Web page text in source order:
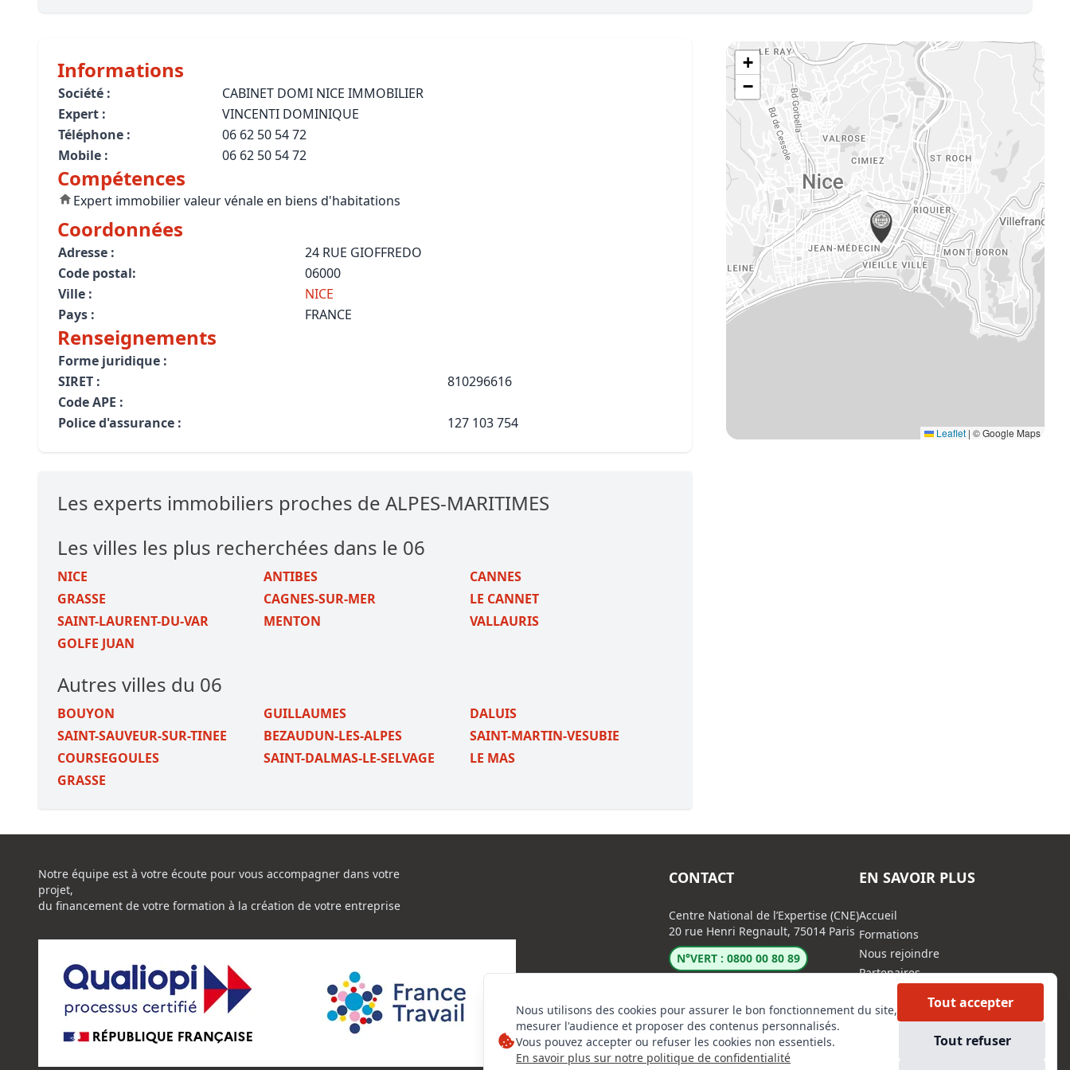
Pathologies des bâtiments
Lecture et compréhension d’un Plan Local d’Urbanisme (PLU)
Droit de l'environnement et de l'immobilier
Estimer le droit au bail
Développer et organiser l'activité de Syndic
Biens d’exception, belles demeures, châteaux et traits de côte
Informations
Société :
CABINET DOMI NICE IMMOBILIER
Expert :
VINCENTI DOMINIQUE
Téléphone :
06 62 50 54 72
Mobile :
06 62 50 54 72
Compétences
Expert immobilier valeur vénale en biens d'habitations
Coordonnées
Adresse :
24 RUE GIOFFREDO
Code postal:
06000
Ville :
NICE
Pays :
FRANCE
Renseignements
Forme juridique :
SIRET :
810296616
Code APE :
Police d'assurance :
127 103 754
Les experts immobiliers proches de ALPES-MARITIMES
Les villes les plus recherchées dans le 06
NICE ANTIBES
CANNES
GRASSE
CAGNES-SUR-MER
LE CANNET
SAINT-LAURENT-DU-VAR
MENTON
VALLAURIS
GOLFE JUAN
Autres villes du 06
BOUYON GUILLAUMES
DALUIS
SAINT-SAUVEUR-SUR-TINEE
BEZAUDUN-LES-ALPES
SAINT-MARTIN-VESUBIE
COURSEGOULES
SAINT-DALMAS-LE-SELVAGE
LE MAS
GRASSE
+
−
Leaflet | © Google Maps
Nous utilisons des cookies pour assurer le bon fonctionnement du site,
mesurer l'audience et proposer des contenus personnalisés.
Vous pouvez accepter ou refuser les cookies non essentiels.
En savoir plus sur notre politique de confidentialité
Tout accepter
Tout refuser
Notre équipe est à votre écoute pour vous accompagner dans votre
projet,
du financement de votre formation à la création de votre entreprise
CONTACT
Centre National de l’Expertise (CNE)
20 rue Henri Regnault, 75014 Paris
N°VERT : 0800 00 80 89
EN SAVOIR PLUS
Accueil
Formations
Nous rejoindre
Partenaires
Le C.N.E.